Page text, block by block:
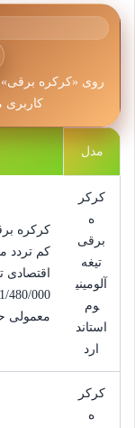
روی «کرکره برقی»
کاربری
مدل
کرکر
ه
برقی
تیغه
آلومینی
وم
استاند
ارد
کرکره
کم تردد
اقتصادی
1/480/000
معمولی
کرکر
ه